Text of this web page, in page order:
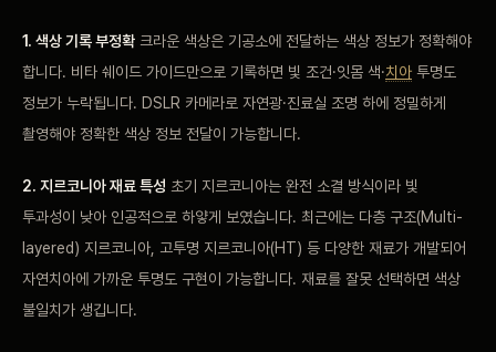
1. 색상 기록 부정확 크라운 색상은 기공소에 전달하는 색상 정보가 정확해야
합니다. 비타 쉐이드 가이드만으로 기록하면 빛 조건·잇몸 색·치아 투명도
정보가 누락됩니다. DSLR 카메라로 자연광·진료실 조명 하에 정밀하게
촬영해야 정확한 색상 정보 전달이 가능합니다.
2. 지르코니아 재료 특성 초기 지르코니아는 완전 소결 방식이라 빛
투과성이 낮아 인공적으로 하얗게 보였습니다. 최근에는 다층 구조(Multi-
layered) 지르코니아, 고투명 지르코니아(HT) 등 다양한 재료가 개발되어
자연치아에 가까운 투명도 구현이 가능합니다. 재료를 잘못 선택하면 색상
불일치가 생깁니다.